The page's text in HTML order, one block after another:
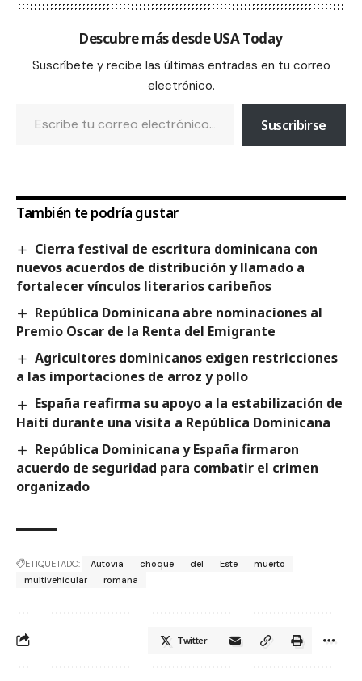
Descubre más desde USA Today
Suscríbete y recibe las últimas entradas en tu correo
electrónico.
Suscribirse
También te podría gustar
Cierra festival de escritura dominicana con
nuevos acuerdos de distribución y llamado a
fortalecer vínculos literarios caribeños
República Dominicana abre nominaciones al
Premio Oscar de la Renta del Emigrante
Agricultores dominicanos exigen restricciones
a las importaciones de arroz y pollo
España reafirma su apoyo a la estabilización de
Haití durante una visita a República Dominicana
República Dominicana y España firmaron
acuerdo de seguridad para combatir el crimen
organizado
ETIQUETADO: Autovia choque del Este
muerto
multivehicular
romana
Twitter